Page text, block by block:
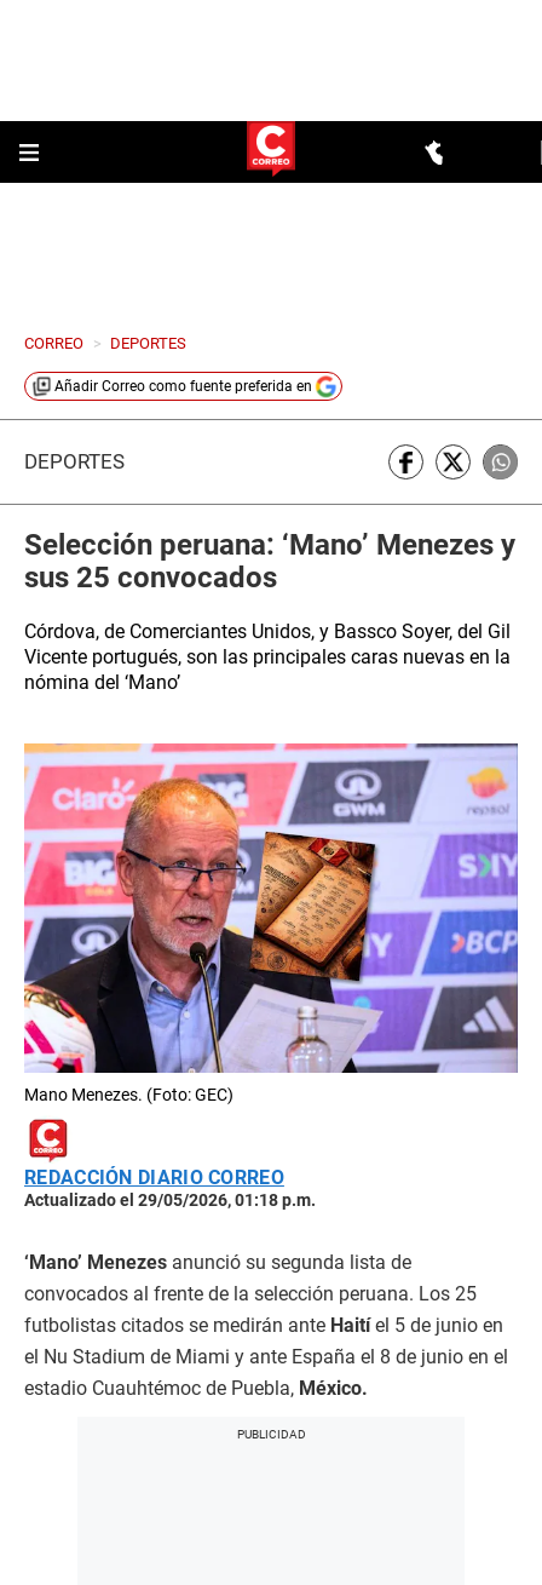
CORREO > DEPORTES
Añadir Correo como fuente preferida en
DEPORTES
Selección peruana: ‘Mano’ Menezes y
sus 25 convocados
Córdova, de Comerciantes Unidos, y Bassco Soyer, del Gil
Vicente portugués, son las principales caras nuevas en la
nómina del ‘Mano’
Mano Menezes. (Foto: GEC)
REDACCIÓN DIARIO CORREO
Actualizado el 29/05/2026, 01:18 p.m.
‘Mano’ Menezes anunció su segunda lista de
convocados al frente de la selección peruana. Los 25
futbolistas citados se medirán ante Haitíel 5 de junio en
el Nu Stadium de Miami y ante España el 8 de junio en el
estadio Cuauhtémoc de Puebla, México.